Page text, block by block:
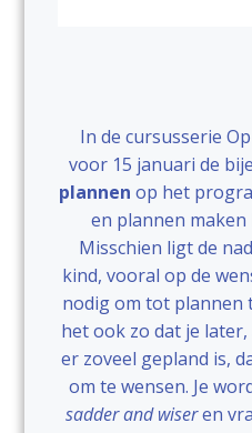
In de cursusserie
voor 15 januari de
plannen op het
en plannen
Misschien ligt de
kind, vooral op de
nodig om tot plannen
het ook zo dat je
er zoveel gepland is,
om te wensen. Je
sadder and wiseren